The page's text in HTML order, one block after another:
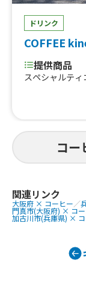
ドリンク
COFFEE
提供商品
スペシャルティ
コー
関連リンク
大阪府 × コーヒー／
門真市(大阪府) × コ
加古川市(兵庫県) ×